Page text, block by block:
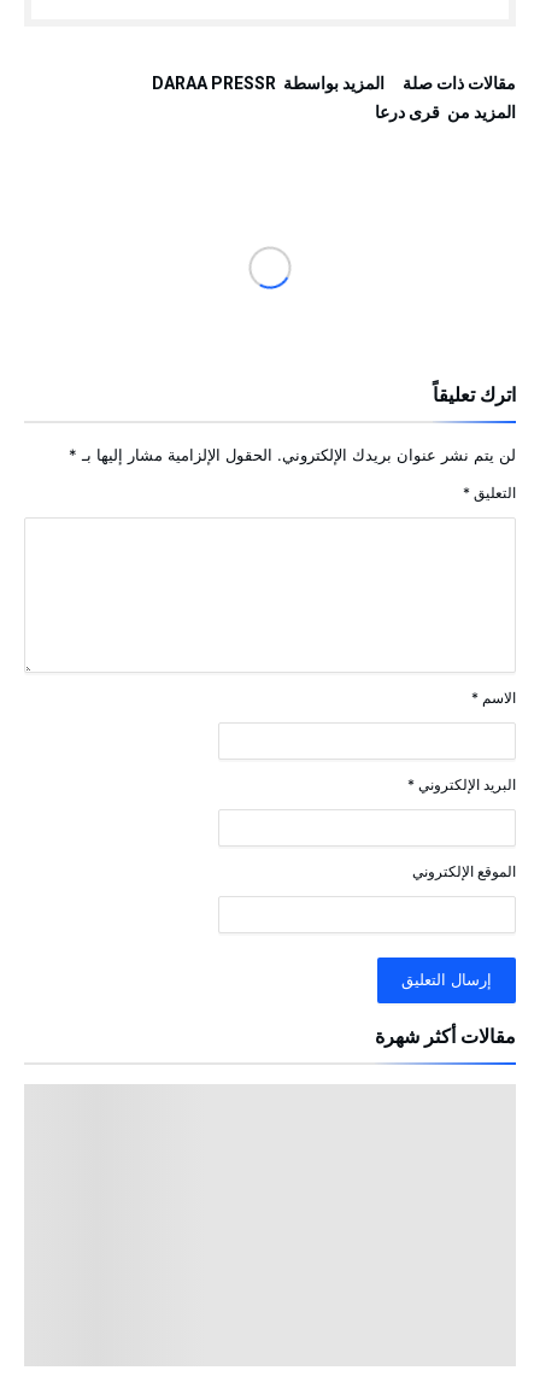
‫مقالات ذات صلة‬
‫‫المزيد بواسطة‬ ‬ DARAA PRESSR
‫المزيد من ‬ قرى درعا
اترك تعليقاً
لن يتم نشر عنوان بريدك الإلكتروني. الحقول الإلزامية مشار إليها بـ *
التعليق *
الاسم *
البريد الإلكتروني *
الموقع الإلكتروني
مقالات أكثر شهرة